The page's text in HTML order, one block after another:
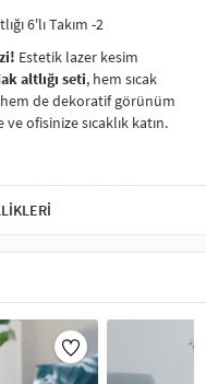
6'lı Takım -2
Estetik lazer kesim
altlığı seti, hem sıcak
de dekoratif görünüm
ofisinize sıcaklık katın.
soğuk içecekler için
zarif görünüm sunar,
kaynaklı izlerden ve
ofislerde, açık